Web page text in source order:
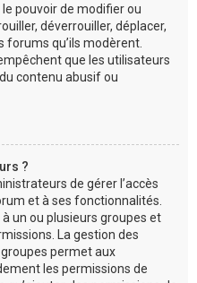
pouvoir de modifier ou
déverrouiller, déplacer,
forums qu’ils modèrent.
que les utilisateurs
contenu abusif ou
?
de gérer l’accès
et à ses fonctionnalités.
un ou plusieurs groupes et
La gestion des
permet aux
les permissions de